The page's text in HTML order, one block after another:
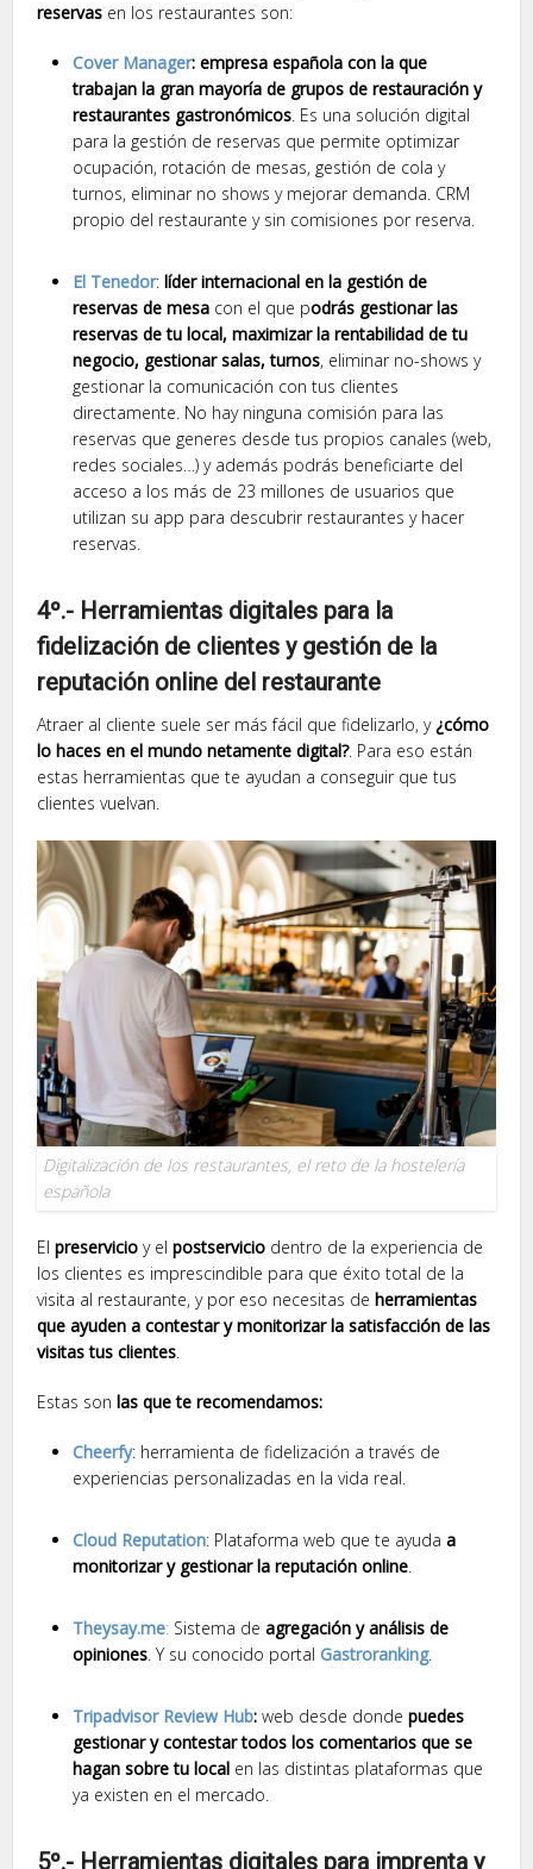
reservas en los restaurantes son:
Cover Manager: empresa española con la que
trabajan la gran mayoría de grupos de restauración y
restaurantes gastronómicos. Es una solución digital
para la gestión de reservas que permite optimizar
ocupación, rotación de mesas, gestión de cola y
turnos, eliminar no shows y mejorar demanda. CRM
propio del restaurante y sin comisiones por reserva.
El Tenedor: líder internacional en la gestión de
reservas de mesa con el que podrás gestionar las
reservas de tu local, maximizar la rentabilidad de tu
negocio, gestionar salas, turnos, eliminar no-shows y
gestionar la comunicación con tus clientes
directamente. No hay ninguna comisión para las
reservas que generes desde tus propios canales (web,
redes sociales…) y además podrás beneficiarte del
acceso a los más de 23 millones de usuarios que
utilizan su app para descubrir restaurantes y hacer
reservas.
4º.- Herramientas digitales para la
fidelización de clientes y gestión de la
reputación online del restaurante
Atraer al cliente suele ser más fácil que fidelizarlo, y¿cómo
lo haces en el mundo netamente digital?. Para eso están
estas herramientas que te ayudan a conseguir que tus
clientes vuelvan.
Digitalización de los restaurantes, el reto de la hostelería
española
Elpreservicioy elpostservicio dentro de la experiencia de
los clientes es imprescindible para que éxito total de la
visita al restaurante, y por eso necesitas de herramientas
que ayuden a contestar y monitorizar la satisfacción de las
visitas tus clientes.
Estas son las que te recomendamos:
Cheerfy: herramienta de fidelización a través de
experiencias personalizadas en la vida real.
Cloud Reputation: Plataforma web que te ayudaa
monitorizar y gestionar la reputación online.
Theysay.me: Sistema deagregación y análisis de
opiniones. Y su conocido portalGastroranking.
Tripadvisor Review Hub:web desde dondepuedes
gestionar y contestar todos los comentarios que se
hagan sobre tu local en las distintas plataformas que
ya existen en el mercado.
5º.- Herramientas digitales para imprenta y